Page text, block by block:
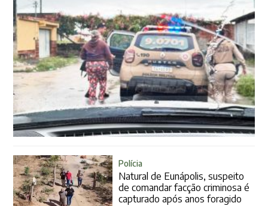
Polícia
Natural de Eunápolis, suspeito
de comandar facção criminosa é
capturado após anos foragido